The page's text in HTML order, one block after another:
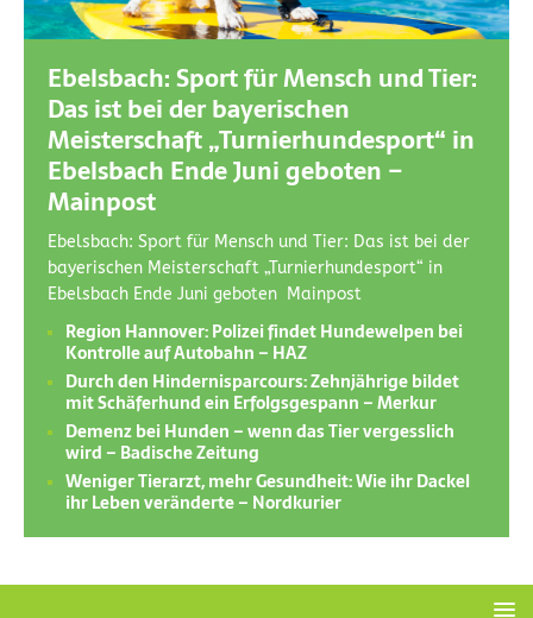
Ebelsbach: Sport für Mensch und Tier:
Das ist bei der bayerischen
Meisterschaft „Turnierhundesport“ in
Ebelsbach Ende Juni geboten –
Mainpost
Ebelsbach: Sport für Mensch und Tier: Das ist bei der
bayerischen Meisterschaft „Turnierhundesport“ in
Ebelsbach Ende Juni geboten Mainpost
Region Hannover: Polizei findet Hundewelpen bei
Kontrolle auf Autobahn – HAZ
Durch den Hindernisparcours: Zehnjährige bildet
mit Schäferhund ein Erfolgsgespann – Merkur
Demenz bei Hunden – wenn das Tier vergesslich
wird – Badische Zeitung
Weniger Tierarzt, mehr Gesundheit: Wie ihr Dackel
ihr Leben veränderte – Nordkurier